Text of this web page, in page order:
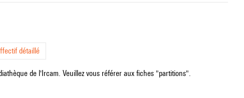
détaillé
de l'Ircam. Veuillez vous référer aux fiches "partitions".